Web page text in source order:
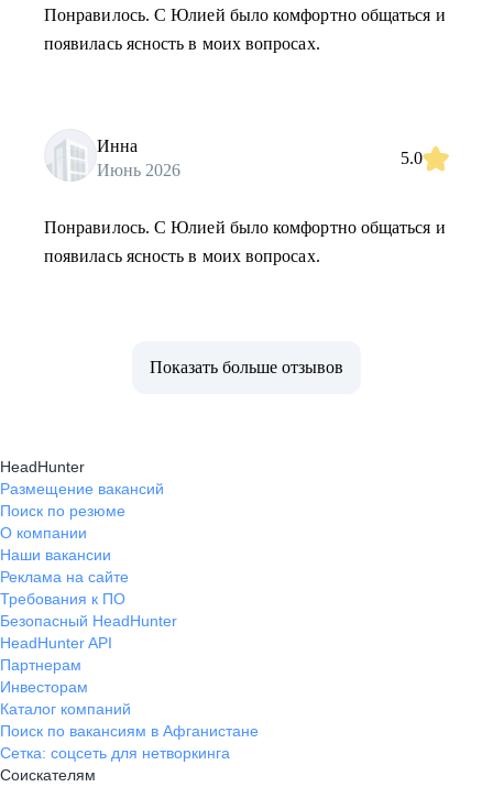
Понравилось. С Юлией было комфортно общаться и
появилась ясность в моих вопросах.
Инна
Июнь 2026
5.0
Понравилось. С Юлией было комфортно общаться и
появилась ясность в моих вопросах.
Показать больше отзывов
HeadHunter
Размещение вакансий
Поиск по резюме
О компании
Наши вакансии
Реклама на сайте
Требования к ПО
Безопасный HeadHunter
HeadHunter API
Партнерам
Инвесторам
Каталог компаний
Поиск по вакансиям в Афганистане
Сетка: соцсеть для нетворкинга
Соискателям